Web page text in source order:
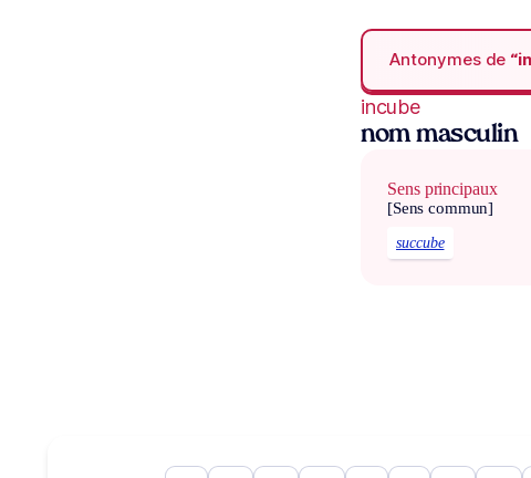
Antonymes de
incube
nom masculin
Sens principaux
[Sens commun]
succube